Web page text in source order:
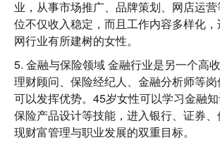
业，从事市场推广、品牌策划、网店运
位不仅收入稳定，而且工作内容多样化
网行业有所建树的女性。
5. 金融与保险领域金融行业是另一个高
理财顾问、保险经纪人、金融分析师等
可以发挥优势。45岁女性可以学习金融知
保险产品设计等技能，进入银行、证券
现财富管理与职业发展的双重目标。